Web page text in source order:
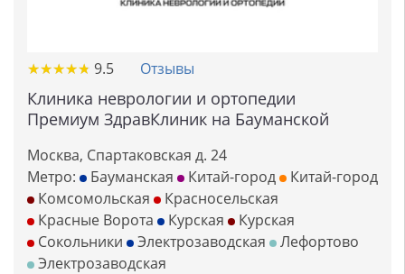
★★★★★
★★★★★ 9.5 Отзывы
Клиника неврологии и ортопедии
Премиум ЗдравКлиник на Бауманской
Москва, Спартаковская д. 24
Метро:
Бауманская Китай-город
Китай-город
Комсомольская
Красносельская
Красные Ворота
Курская
Курская
Сокольники
Электрозаводская
Лефортово
Электрозаводская